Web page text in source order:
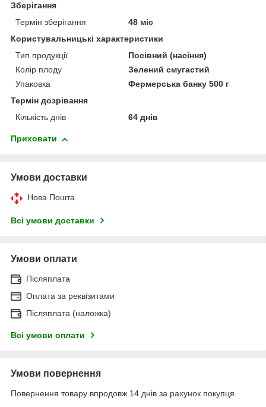
Зберігання
Термін зберігання
48 міс
Користувальницькі характеристики
Тип продукції
Посівний (насіння)
Колір плоду
Зелений смугастий
Упаковка
Фермерська банку 500 г
Термін дозрівання
Кількість днів
64 днів
Приховати
Умови доставки
Нова Пошта
Всі умови доставки
Умови оплати
Післяплата
Оплата за реквізитами
Післяплата (наложка)
Всі умови оплати
Умови повернення
Повернення товару впродовж 14 днів за рахунок покупця